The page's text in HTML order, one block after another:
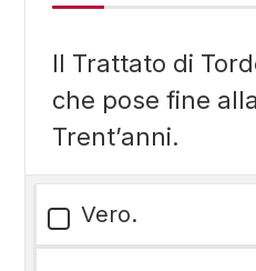
Il Trattato di
che pose fine
Trent’anni.
Vero.